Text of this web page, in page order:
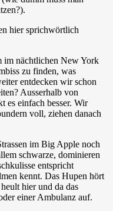
hier sprichwörtlich
im nächtlichen New York
zu finden, was
entdecken wir schon
Ausserhalb von
es einfach besser. Wir
voll, ziehen danach
im Big Apple noch
schwarze, dominieren
entspricht
kennt. Das Hupen hört
hier und da das
einer Ambulanz auf.